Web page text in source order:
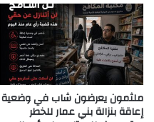
ملثمون يعرضون شاب في وضعية
إعاقة بنزالة بني عمار للخطر